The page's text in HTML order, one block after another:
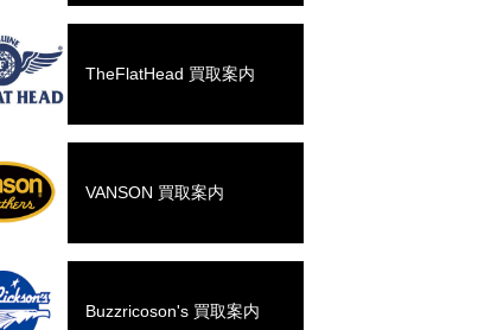
TheFlatHead 買取案内
VANSON 買取案内
Buzzricoson's 買取案内